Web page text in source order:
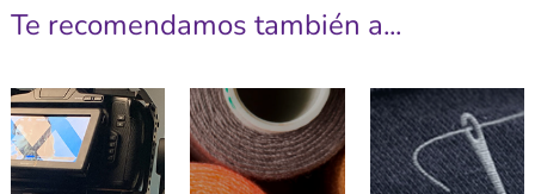
Te recomendamos también a...